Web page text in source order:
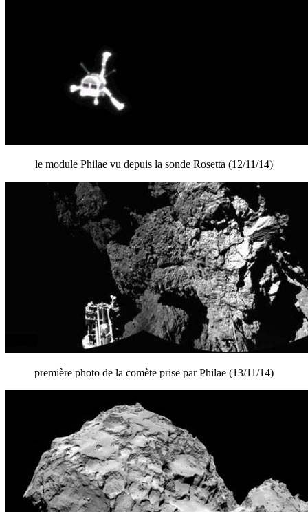
le module Philae vu depuis la sonde Rosetta (12/11/14)
première photo de la comète prise par Philae (13/11/14)